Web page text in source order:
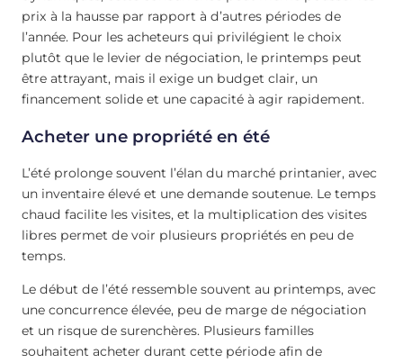
prix à la hausse par rapport à d’autres périodes de
l’année. Pour les acheteurs qui privilégient le choix
plutôt que le levier de négociation, le printemps peut
être attrayant, mais il exige un budget clair, un
financement solide et une capacité à agir rapidement.
Acheter une propriété en été
L’été prolonge souvent l’élan du marché printanier, avec
un inventaire élevé et une demande soutenue. Le temps
chaud facilite les visites, et la multiplication des visites
libres permet de voir plusieurs propriétés en peu de
temps.
Le début de l’été ressemble souvent au printemps, avec
une concurrence élevée, peu de marge de négociation
et un risque de surenchères. Plusieurs familles
souhaitent acheter durant cette période afin de